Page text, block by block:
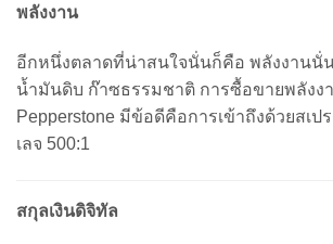
พลังงาน
อีกหนึ่งตลาดที่น่าสนใจนั่นก็คือ พลังงานนั่น
น้ำมันดิบ ก๊าซธรรมชาติ การซื้อขายพลังง
Pepperstone มีข้อดีคือการเข้าถึงด้วยสเป
เลจ 500:1
สกุลเงินดิจิทัล